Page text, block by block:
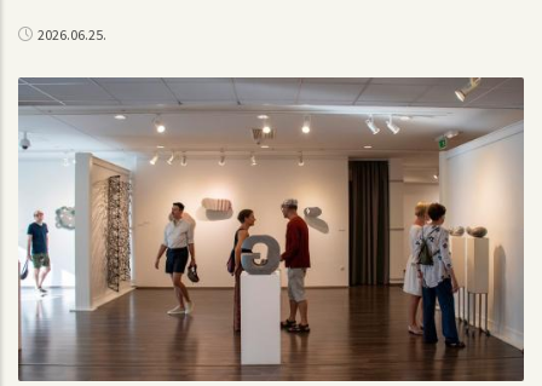
2026.06.25.